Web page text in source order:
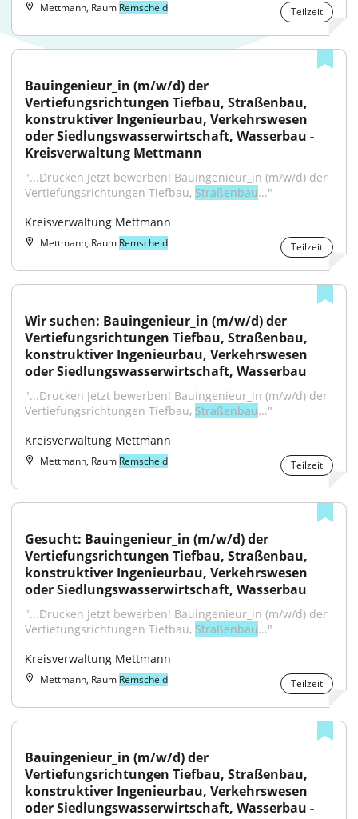
Mettmann, Raum Remscheid Teilzeit
Bauingenieur_in (m/w/d) der
Vertiefungsrichtungen Tiefbau, Straßenbau,
konstruktiver Ingenieurbau, Verkehrswesen
oder Siedlungswasserwirtschaft, Wasserbau -
Kreisverwaltung Mettmann
"...Drucken Jetzt bewerben! Bauingenieur_in (m/w/d) der
Vertiefungsrichtungen Tiefbau, Straßenbau..."
Kreisverwaltung Mettmann
Mettmann, Raum Remscheid Teilzeit
Wir suchen: Bauingenieur_in (m/w/d) der
Vertiefungsrichtungen Tiefbau, Straßenbau,
konstruktiver Ingenieurbau, Verkehrswesen
oder Siedlungswasserwirtschaft, Wasserbau
"...Drucken Jetzt bewerben! Bauingenieur_in (m/w/d) der
Vertiefungsrichtungen Tiefbau, Straßenbau..."
Kreisverwaltung Mettmann
Mettmann, Raum Remscheid Teilzeit
Gesucht: Bauingenieur_in (m/w/d) der
Vertiefungsrichtungen Tiefbau, Straßenbau,
konstruktiver Ingenieurbau, Verkehrswesen
oder Siedlungswasserwirtschaft, Wasserbau
"...Drucken Jetzt bewerben! Bauingenieur_in (m/w/d) der
Vertiefungsrichtungen Tiefbau, Straßenbau..."
Kreisverwaltung Mettmann
Mettmann, Raum Remscheid Teilzeit
Bauingenieur_in (m/w/d) der
Vertiefungsrichtungen Tiefbau, Straßenbau,
konstruktiver Ingenieurbau, Verkehrswesen
oder Siedlungswasserwirtschaft, Wasserbau -